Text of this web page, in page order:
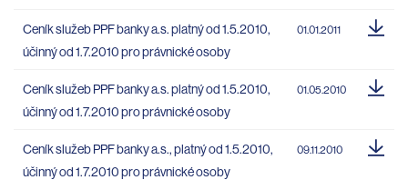
Ceník služeb PPF banky a.s. platný od 1.5.2010,
účinný od 1.7.2010 pro právnické osoby
01.01.2011
Ceník služeb PPF banky a.s. platný od 1.5.2010,
účinný od 1.7.2010 pro právnické osoby
01.05.2010
Ceník služeb PPF banky a.s., platný od 1.5.2010,
účinný od 1.7.2010 pro právnické osoby
09.11.2010